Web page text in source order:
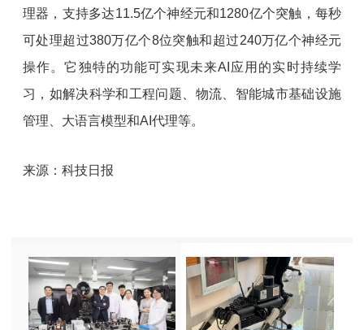
理器，支持多达11.5亿个神经元和1280亿个突触，每秒
可处理超过380万亿个8位突触和超过240万亿个神经元
操作。它独特的功能可实现未来AI应用的实时持续学
习，如解决科学和工程问题、物流、智能城市基础设施
管理、大语言模型和AI代理等。
来源：科技日报